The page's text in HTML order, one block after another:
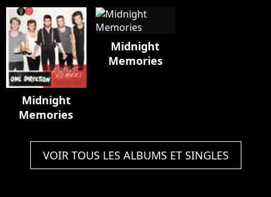
Midnight
Memories
Midnight
Memories
VOIR TOUS LES ALBUMS ET SINGLES